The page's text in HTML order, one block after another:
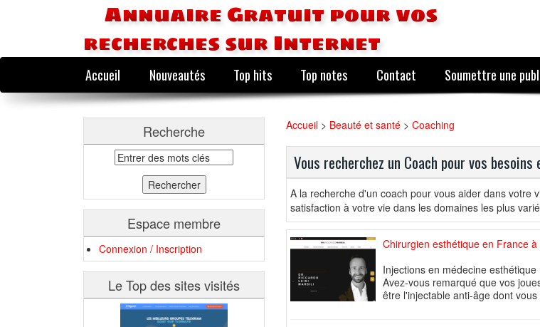
Annuaire Gratuit pour vos
recherches sur Internet
Accueil Nouveautés Top hits Top notes Contact Soumettre une
Recherche
Espace membre
Connexion / Inscription
Le Top des sites visités
Accueil > Beauté et santé > Coaching
Vous recherchez un Coach pour vos
A la recherche d'un coach pour vous aider dans votre
satisfaction à votre vie dans les domaines les plus
Chirurgien esthétique en France à
Injections en médecine esthétique
Avez-vous remarqué que vos
être l'injectable anti-âge dont